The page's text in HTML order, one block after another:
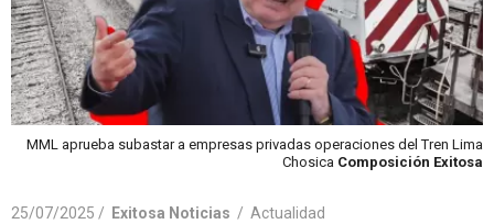
MML aprueba subastar a empresas privadas operaciones del Tren Lima
Chosica Composición Exitosa
25/07/2025 / Exitosa Noticias / Actualidad